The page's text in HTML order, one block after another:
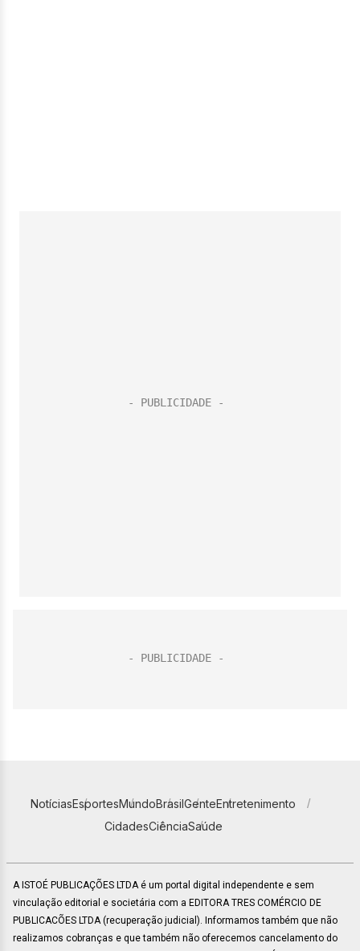
NotíciasEsportesMundoBrasilGenteEntretenimento
CidadesCiênciaSaúde
A ISTOÉ PUBLICAÇÕES LTDA é um portal digital independente e sem
vinculação editorial e societária com a EDITORA TRES COMÉRCIO DE
PUBLICACÕES LTDA (recuperação judicial). Informamos também que não
realizamos cobranças e que também não oferecemos cancelamento do